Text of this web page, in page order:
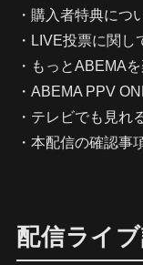
・購入者特典につ
・LIVE投票に関し
・もっとABEMA
・ABEMA PPV
・テレビでも見れ
・本配信の確認事
配信ライ